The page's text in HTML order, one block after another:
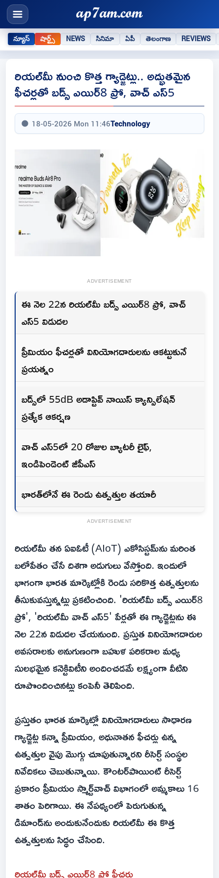
న్యూస్ షార్ట్స్ NEWS సినిమా ఏపీ తెలంగాణ REVIEWS
రియల్‌మీ నుంచి కొత్త గ్యాడ్జెట్లు.. అద్భుతమైన
ఫీచర్లతో బడ్స్ ఎయిర్8 ప్రో, వాచ్ ఎస్5
18-05-2026 Mon 11:46Technology
ADVERTISEMENT
ఈ నెల‌ 22న రియల్‌మీ బడ్స్ ఎయిర్8 ప్రో, వాచ్
ఎస్5 విడుదల
ప్రీమియం ఫీచర్లతో వినియోగదారులను ఆకట్టుకునే
ప్రయత్నం
బడ్స్‌లో 55dB అడాప్టివ్ నాయిస్ క్యాన్సిలేషన్
ప్రత్యేక ఆకర్షణ
వాచ్ ఎస్5లో 20 రోజుల బ్యాటరీ లైఫ్,
ఇండిపెండెంట్ జీపీఎస్
భారత్‌లోనే ఈ రెండు ఉత్పత్తుల తయారీ
ADVERTISEMENT
రియల్‌మీ తన ఏఐఓటీ (AIoT) ఎకోసిస్టమ్‌ను మరింత
బలోపేతం చేసే దిశగా అడుగులు వేస్తోంది. ఇందులో
భాగంగా భారత మార్కెట్లోకి రెండు సరికొత్త ఉత్పత్తులను
తీసుకువస్తున్నట్లు ప్రకటించింది. 'రియల్‌మీ బడ్స్ ఎయిర్8
ప్రో', 'రియల్‌మీ వాచ్ ఎస్5' పేర్లతో ఈ గ్యాడ్జెట్లను ఈ
నెల‌ 22న విడుదల చేయనుంది. ప్ర‌స్తుత వినియోగదారుల
అవసరాలకు అనుగుణంగా బహుళ పరికరాల మధ్య
సులభమైన కనెక్టివిటీని అందించడమే లక్ష్యంగా వీటిని
రూపొందించినట్లు కంపెనీ తెలిపింది.
ప్రస్తుతం భారత మార్కెట్లో వినియోగదారులు సాధారణ
గ్యాడ్జెట్ల కన్నా ప్రీమియం, అధునాతన ఫీచర్లు ఉన్న
ఉత్పత్తుల వైపు మొగ్గు చూపుతున్నారని రీసెర్చ్ సంస్థల
నివేదికలు చెబుతున్నాయి. కౌంటర్‌పాయింట్ రీసెర్చ్
ప్రకారం ప్రీమియం స్మార్ట్‌వాచ్ విభాగంలో అమ్మకాలు 16
శాతం పెరిగాయి. ఈ నేపథ్యంలో పెరుగుతున్న
డిమాండ్‌ను అందుకునేందుకు రియల్‌మీ ఈ కొత్త
ఉత్పత్తులను సిద్ధం చేసింది.
రియల్‌మీ బడ్స్ ఎయిర్8 ప్రో ఫీచర్లు